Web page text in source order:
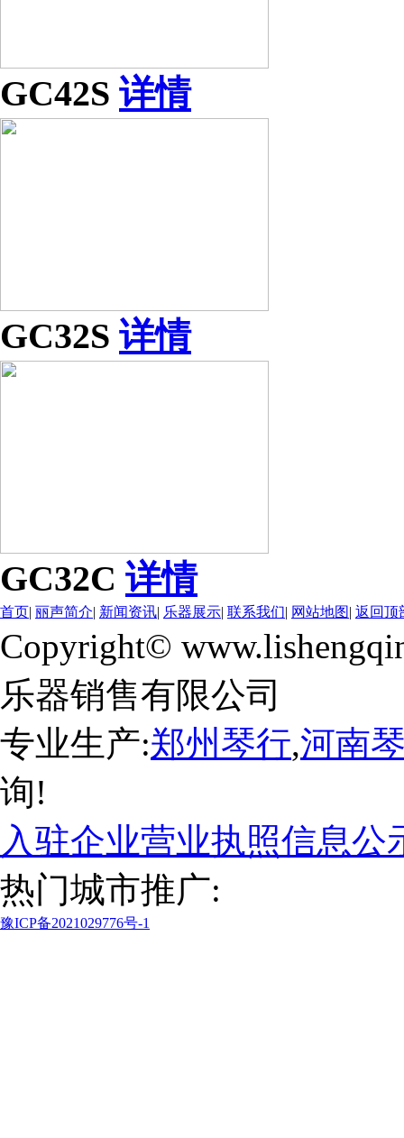
GC42S 详情
GC32S 详情
GC32C 详情
首页| 丽声简介| 新闻资讯| 乐器展示| 联系我们| 网站地图| 返回顶
Copyright©
乐器销售有限公司
专业生产:郑州琴行,河南
询!
入驻企业营业执照信息公
热门城市推广:
豫ICP备2021029776号-1